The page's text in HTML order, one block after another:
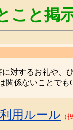
こと掲
に対するお礼や、
関係ないことでも
用ルール （